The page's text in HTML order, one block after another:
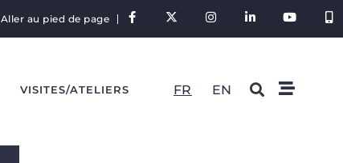
Aller au pied de page
VISITES/ATELIERS FR EN